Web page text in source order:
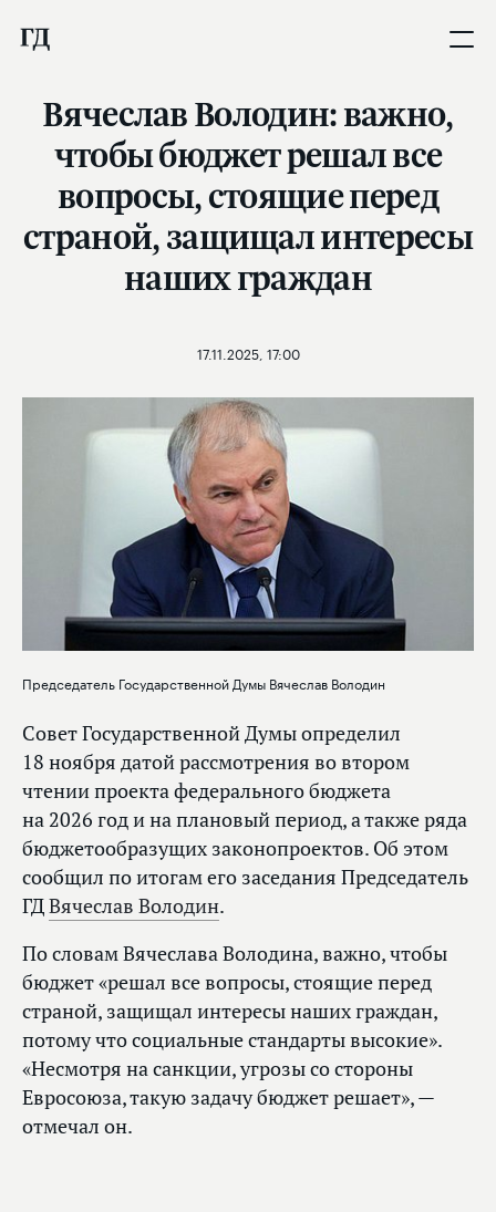
Вячеслав Володин: важно,
чтобы бюджет решал все
вопросы, стоящие перед
страной, защищал интересы
наших граждан
17.11.2025, 17:00
Председатель Государственной Думы Вячеслав Володин
Совет Государственной Думы определил
18 ноября датой рассмотрения во втором
чтении проекта федерального бюджета
на 2026 год и на плановый период, а также ряда
бюджетообразущих законопроектов. Об этом
сообщил по итогам его заседания Председатель
ГДВячеслав Володин.
По словам Вячеслава Володина, важно, чтобы
бюджет «решал все вопросы, стоящие перед
страной, защищал интересы наших граждан,
потому что социальные стандарты высокие».
«Несмотря на санкции, угрозы со стороны
Евросоюза, такую задачу бюджет решает», —
отмечал он.